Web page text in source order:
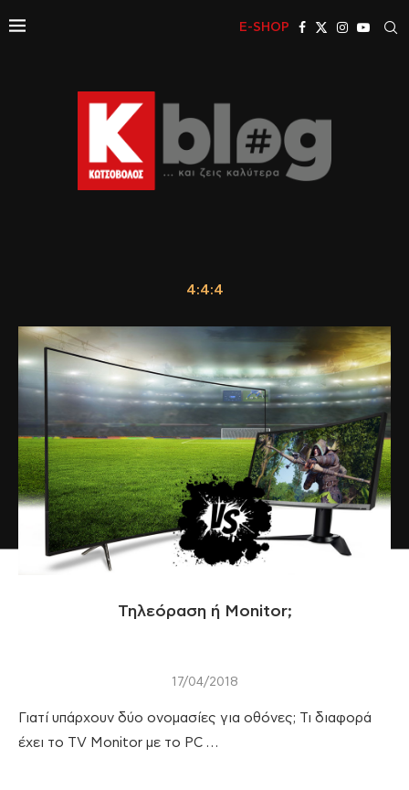
E-SHOP
4:4:4
Τηλεόραση ή Monitor;
17/04/2018
Γιατί υπάρχουν δύο ονομασίες για οθόνες; Τι διαφορά
έχει το TV Monitor με το PC …